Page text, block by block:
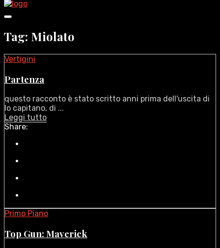
Tag: Miolato
Vertigini
Partenza
questo racconto è stato scritto anni prima dell'uscita di
Io capitano, di ...
Leggi tutto
Share:
Primo Piano
Top Gun: Maverick